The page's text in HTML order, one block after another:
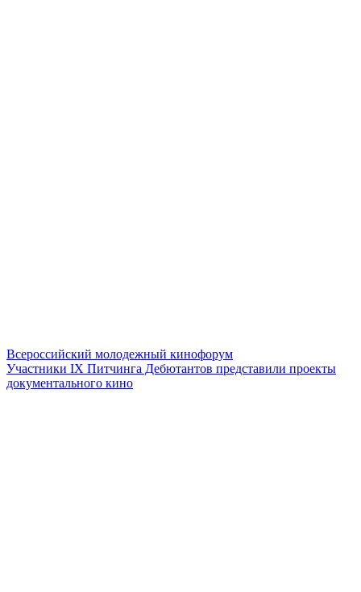
Всероссийский молодежный кинофорум
Участники IX Питчинга Дебютантов представили проекты
документального кино